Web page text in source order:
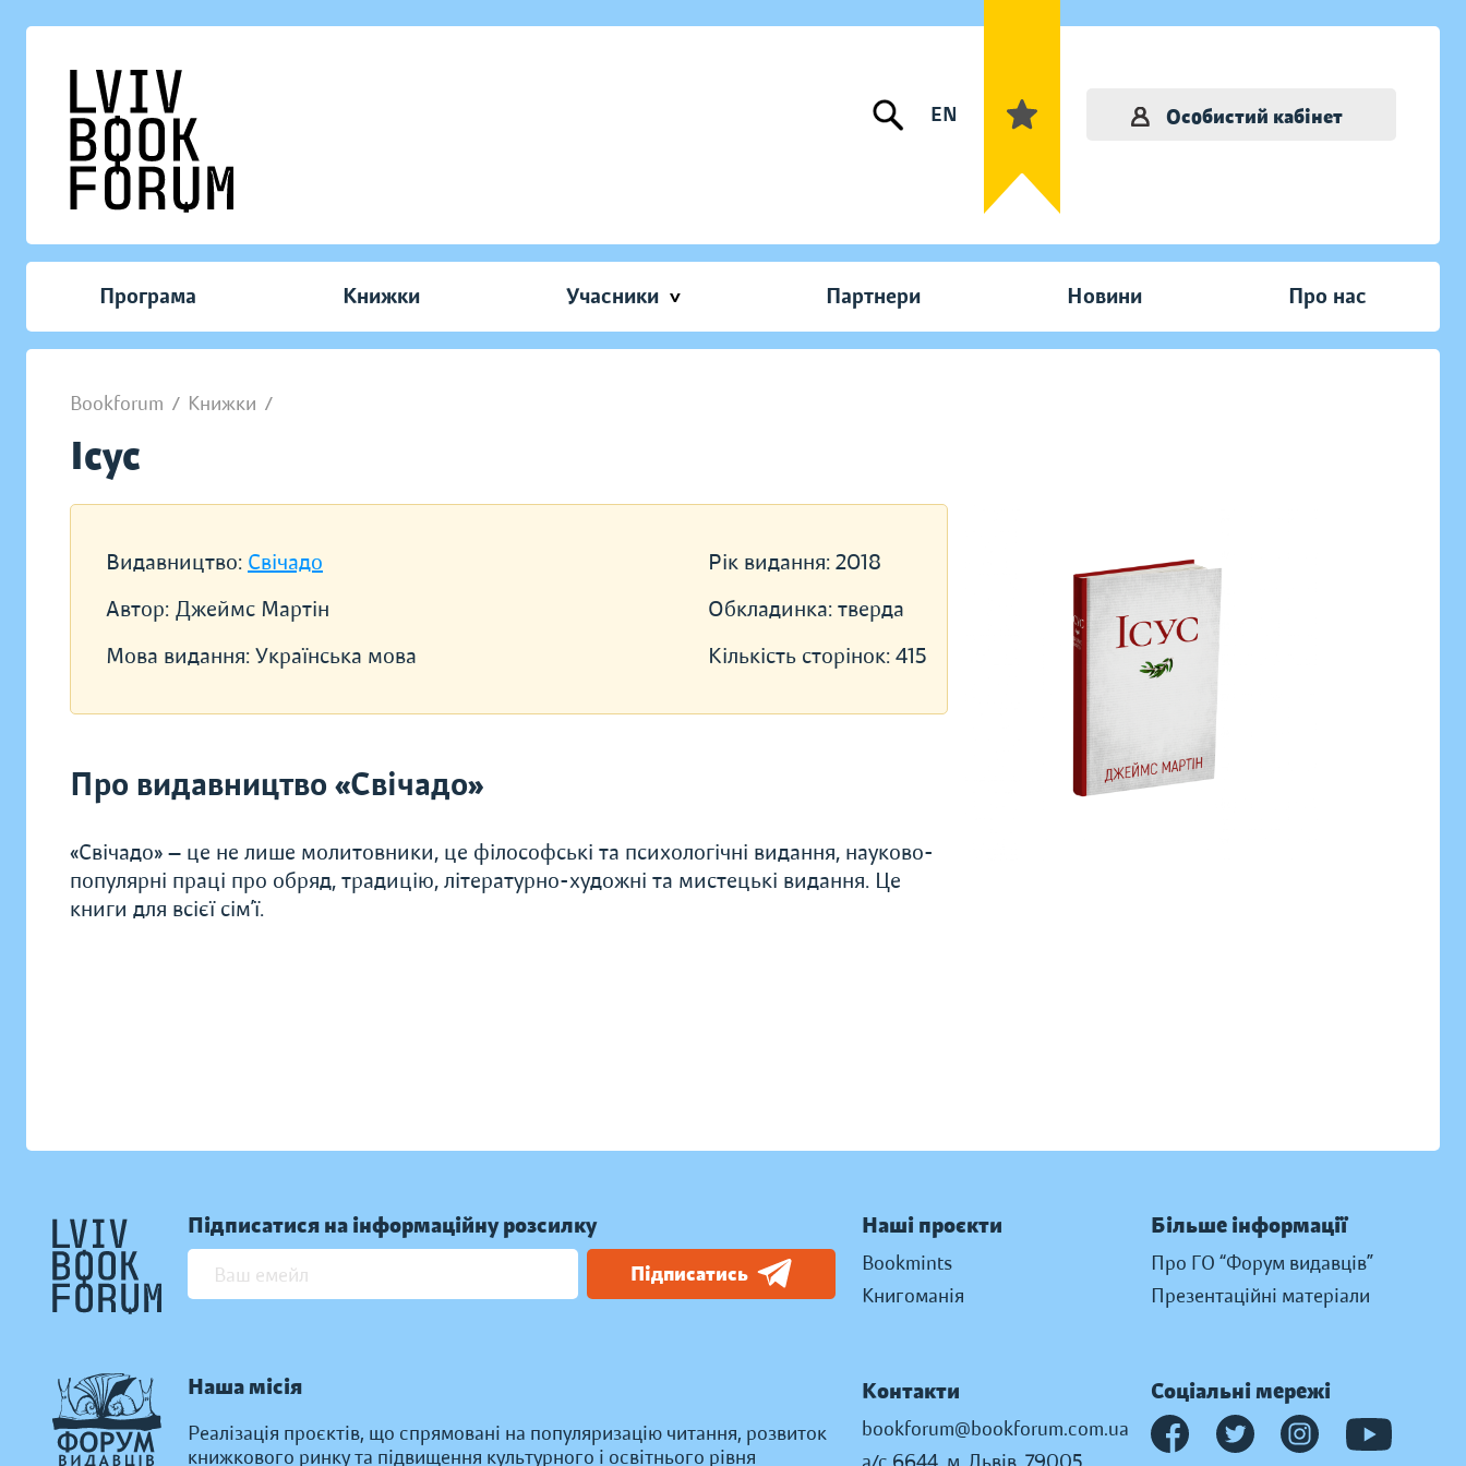
EN Особистий кабінет
Програма Книжки Учасники Партнери Новини Про нас
Bookforum / Книжки /
Ісус
Видавництво: Свічадо
Автор: Джеймс Мартін
Мова видання: Українська мова
Рік видання: 2018
Обкладинка: тверда
Кількість сторінок: 415
Про видавництво «Свічадо»
«Свічадо» — це не лише молитовники, це філософські та психологічні видання, науково-
популярні праці про обряд, традицію, літературно-художні та мистецькі видання. Це
книги для всієї сім’ї.
Підписатися на інформаційну розсилку
Підписатись
Наша місія
Реалізація проєктів, що спрямовані на популяризацію читання, розвиток
книжкового ринку та підвищення культурного і освітнього рівня
Наші проєкти
Bookmints
Книгоманія
Більше інформації
Про ГО “Форум видавців”
Презентаційні матеріали
Контакти
bookforum@bookforum.com.ua
Соціальні мережі